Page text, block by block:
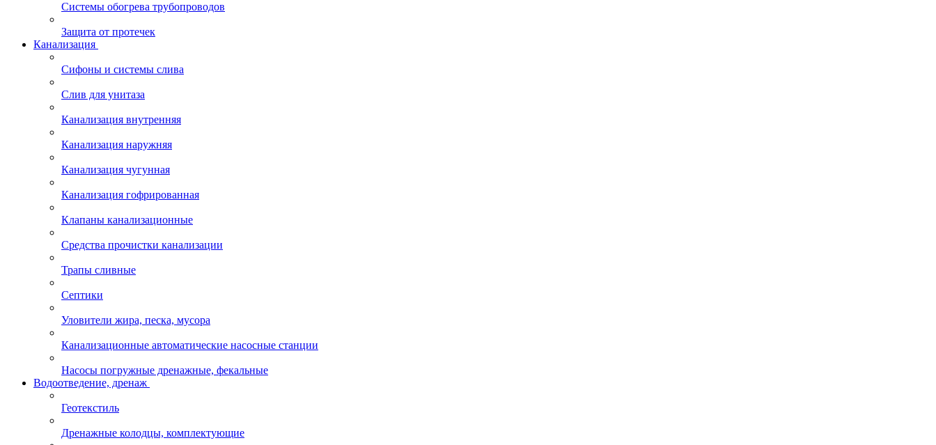
Системы обогрева трубопроводов
Защита от протечек
Канализация
Сифоны и системы слива
Слив для унитаза
Канализация внутренняя
Канализация наружняя
Канализация чугунная
Канализация гофрированная
Клапаны канализационные
Средства прочистки канализации
Трапы сливные
Септики
Уловители жира, песка, мусора
Канализационные автоматические насосные станции
Насосы погружные дренажные, фекальные
Водоотведение, дренаж
Геотекстиль
Дренажные колодцы, комплектующие